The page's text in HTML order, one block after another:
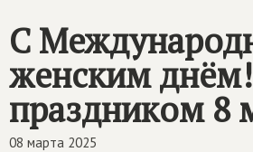
С
женским
праздником 8
08 марта 2025